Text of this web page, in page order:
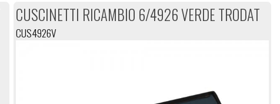
CUSCINETTI RICAMBIO 6/4926 VERDE TRODAT
CUS4926V